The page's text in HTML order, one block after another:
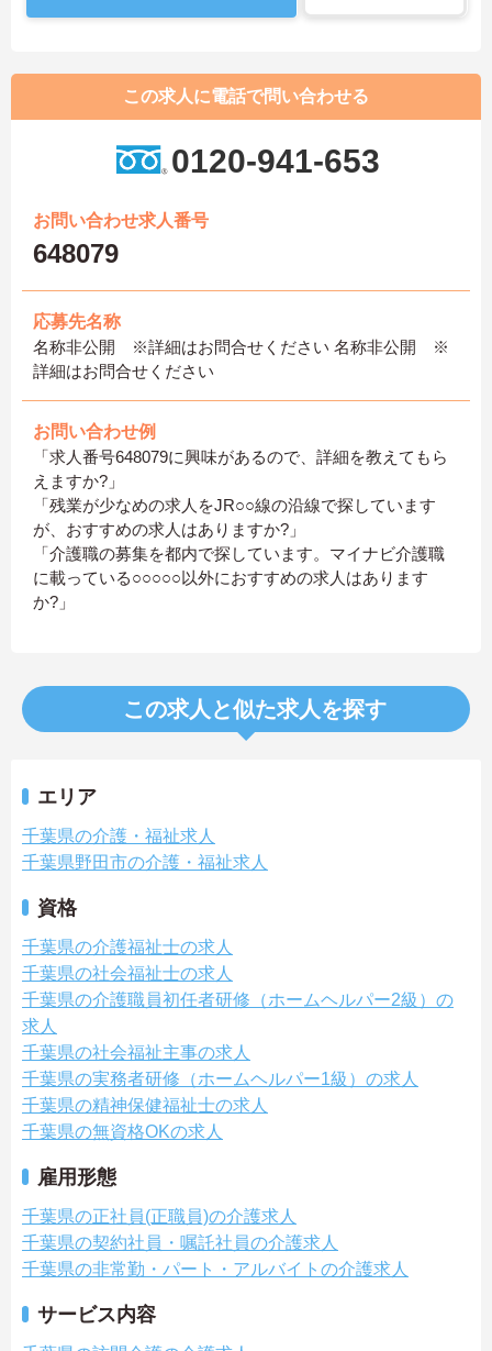
この求人に電話で問い合わせる
0120-941-653
お問い合わせ求人番号
648079
応募先名称
名称非公開 ※詳細はお問合せください 名称非公開 ※
詳細はお問合せください
お問い合わせ例
「求人番号648079に興味があるので、詳細を教えてもら
えますか?」
「残業が少なめの求人をJR○○線の沿線で探しています
が、おすすめの求人はありますか?」
「介護職の募集を都内で探しています。マイナビ介護職
に載っている○○○○○以外におすすめの求人はあります
か?」
この求人と似た求人を探す
エリア
千葉県の介護・福祉求人
千葉県野田市の介護・福祉求人
資格
千葉県の介護福祉士の求人
千葉県の社会福祉士の求人
千葉県の介護職員初任者研修（ホームヘルパー2級）の
求人
千葉県の社会福祉主事の求人
千葉県の実務者研修（ホームヘルパー1級）の求人
千葉県の精神保健福祉士の求人
千葉県の無資格OKの求人
雇用形態
千葉県の正社員(正職員)の介護求人
千葉県の契約社員・嘱託社員の介護求人
千葉県の非常勤・パート・アルバイトの介護求人
サービス内容